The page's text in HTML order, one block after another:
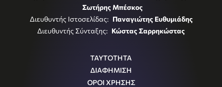
Σωτήρης Μπέσκος
Διευθυντής Ιστοσελίδας: Παναγιώτης Ευθυμιάδης
Διευθυντής Σύνταξης: Κώστας Σαρρηκώστας
ΤΑΥΤΟΤΗΤΑ
ΔΙΑΦΗΜΙΣΗ
ΟΡΟΙ ΧΡΗΣΗΣ